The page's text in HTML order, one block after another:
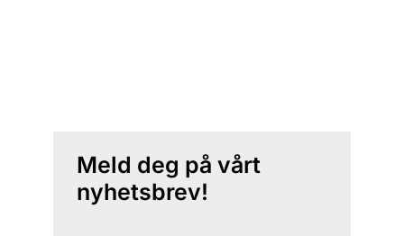
Meld deg på vårt
nyhetsbrev!